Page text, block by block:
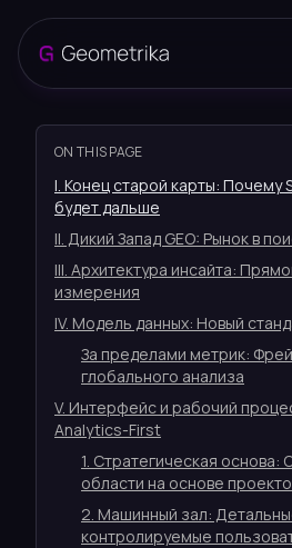
ON THIS PAGE
I. Конец старой карты: Почему
будет дальше
II. Дикий Запад GEO: Рынок в
III. Архитектура инсайта:
измерения
IV. Модель данных: Новый
За пределами метрик:
глобального анализа
V. Интерфейс и рабочий
Analytics-First
1. Стратегическая основа:
области на основе
2. Машинный зал:
контролируемые